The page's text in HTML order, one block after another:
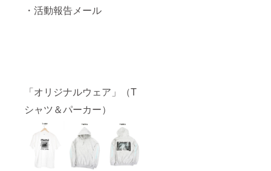
・活動報告メール
「オリジナルウェア」（T
シャツ＆パーカー）